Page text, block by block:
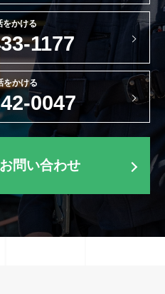
をかける
1177
をかける
0047
問い合わせ